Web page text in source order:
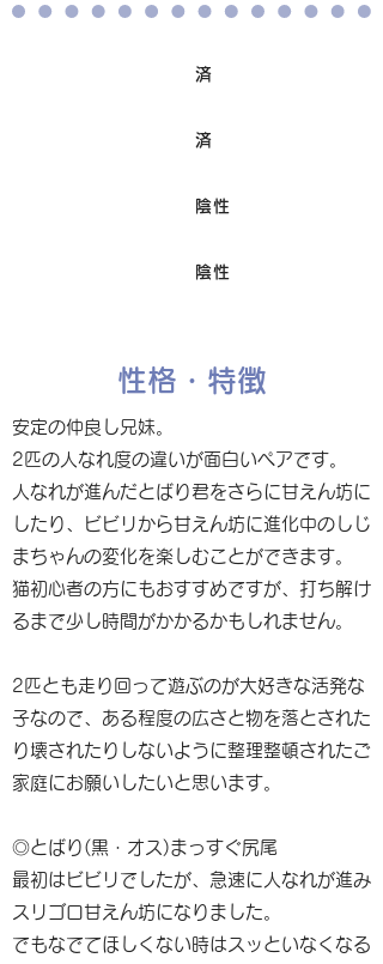
済
済
陰性
陰性
性格・特徴
安定の仲良し兄妹。
2匹の人なれ度の違いが面白いペアです。
人なれが進んだとばり君をさらに甘えん坊に
したり、ビビリから甘えん坊に進化中のしじ
まちゃんの変化を楽しむことができます。
猫初心者の方にもおすすめですが、打ち解け
るまで少し時間がかかるかもしれません。
2匹とも走り回って遊ぶのが大好きな活発な
子なので、ある程度の広さと物を落とされた
り壊されたりしないように整理整頓されたご
家庭にお願いしたいと思います。
◎とばり(黒・オス)まっすぐ尻尾
最初はビビリでしたが、急速に人なれが進み
スリゴロ甘えん坊になりました。
でもなでてほしくない時はスッといなくなる